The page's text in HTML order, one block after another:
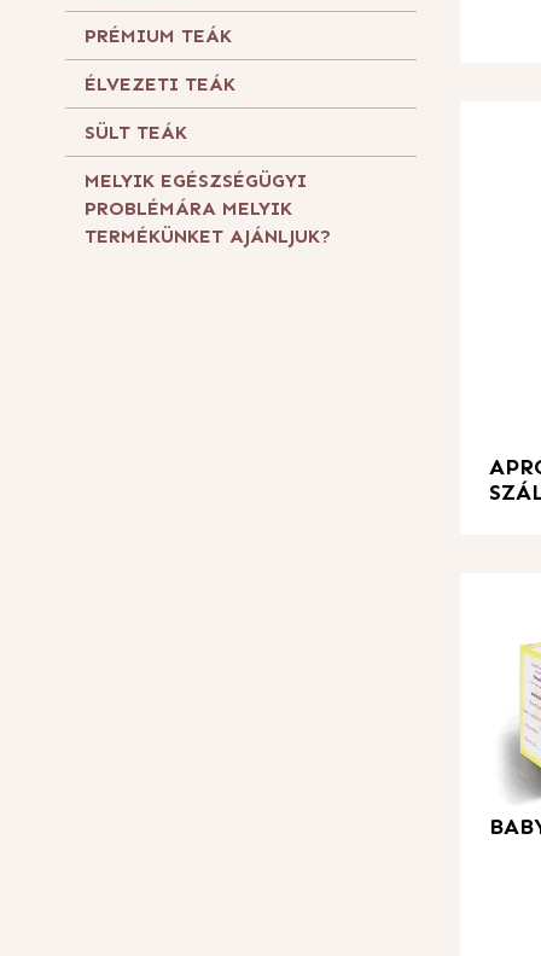
PRÉMIUM TEÁK
ÉLVEZETI TEÁK
SÜLT TEÁK
MELYIK EGÉSZSÉGÜGYI
PROBLÉMÁRA MELYIK
TERMÉKÜNKET AJÁNLJUK?